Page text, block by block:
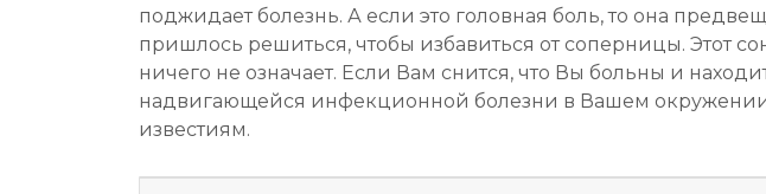
поджидает болезнь. А если это головная боль, то она
пришлось решиться, чтобы избавиться от соперницы. Этот
ничего не означает. Если Вам снится, что Вы больны и
надвигающейся инфекционной болезни в Вашем
известиям.